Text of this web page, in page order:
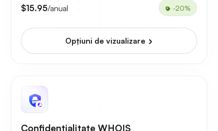
$15.95/anual -20%
Opțiuni de vizualizare
Confidențialitate WHOIS